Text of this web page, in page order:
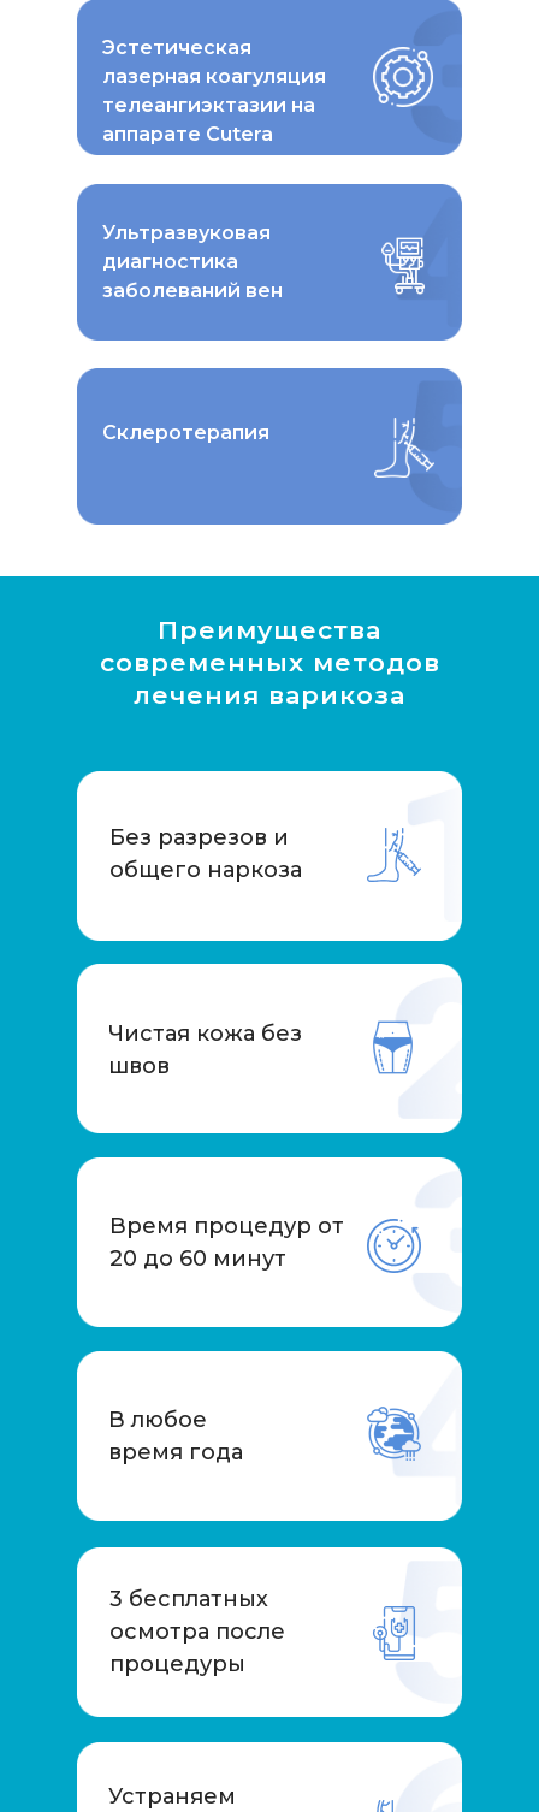
Эстетическая
лазерная коагуляция
телеангиэктазии на
аппарате Cutera
Excel V+
Ультразвуковая
диагностика
заболеваний вен
Склеротерапия
Без разрезов и
общего наркоза
В любое
время года
Чистая кожа без
швов
Устраняем
Время процедур от
20 до 60 минут
3 бесплатных
осмотра после
процедуры
Преимущества
современных методов
лечения варикоза